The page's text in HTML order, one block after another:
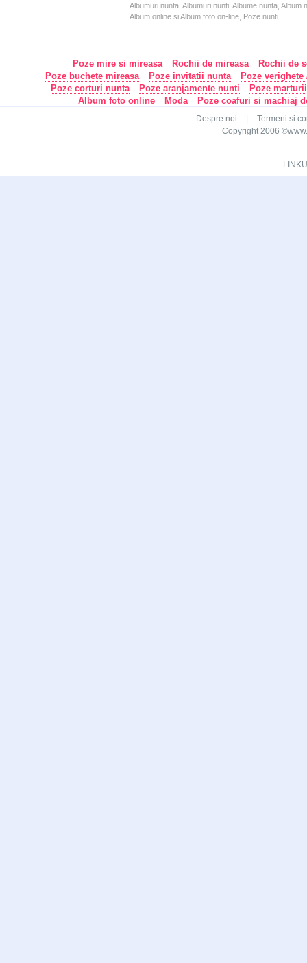
Albumuri nunta, Albumuri nunti, Albume nunta,
Album online si Album foto on-line, Poze nunti.
Poze mire si mireasa Rochii de mireasa
Rochii de
Poze buchete mireasa
Poze invitatii nunta
Poze
Poze corturi nunta
Poze aranjamente nunti
Poze
Album foto online
Moda Poze coafuri si machiaj
Despre noi
Termeni si
Copyright 2006